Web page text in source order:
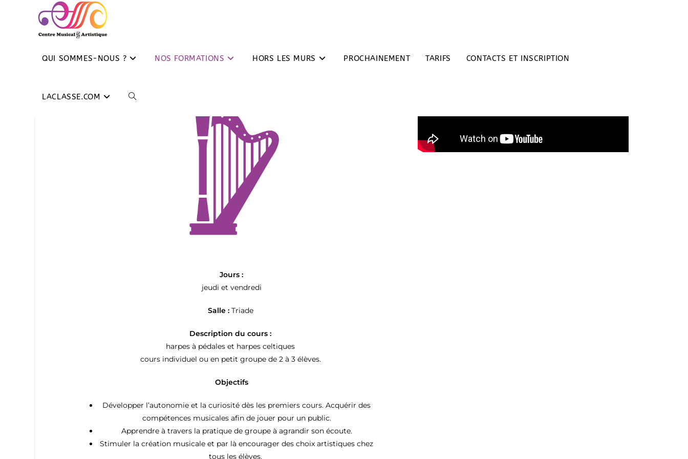
QUI SOMMES-NOUS ? NOS FORMATIONS HORS LES MURS PROCHAINEMENT TARIFS CONTACTS ET INSCRIPTION
LACLASSE.COM
Jours :
jeudi et vendredi
Salle :Triade
Description du cours :
harpes à pédales et harpes celtiques
cours individuel ou en petit groupe de 2 à 3 élèves.
Objectifs
Développer l’autonomie et la curiosité dès les premiers cours. Acquérir des
compétences musicales afin de jouer pour un public.
Apprendre à travers la pratique de groupe à agrandir son écoute.
Stimuler la création musicale et par là encourager des choix artistiques chez
tous les élèves.